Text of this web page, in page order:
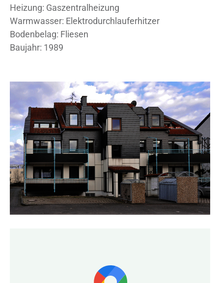
Heizung: Gaszentralheizung
Warmwasser: Elektrodurchlauferhitzer
Bodenbelag: Fliesen
Baujahr: 1989